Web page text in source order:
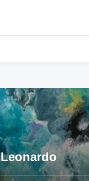
Leonardo